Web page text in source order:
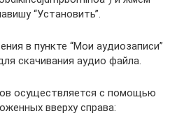
“Установить”.
в пункте “Мои аудиозаписи”
скачивания аудио файла.
осуществляется с помощью
вверху справа: